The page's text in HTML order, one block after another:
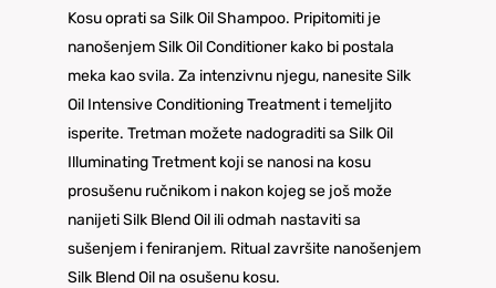
Kosu oprati sa Silk Oil Shampoo. Pripitomiti je
nanošenjem Silk Oil Conditioner kako bi postala
meka kao svila. Za intenzivnu njegu, nanesite Silk
Oil Intensive Conditioning Treatment i temeljito
isperite. Tretman možete nadograditi sa Silk Oil
Illuminating Tretment koji se nanosi na kosu
prosušenu ručnikom i nakon kojeg se još može
nanijeti Silk Blend Oil ili odmah nastaviti sa
sušenjem i feniranjem. Ritual završite nanošenjem
Silk Blend Oil na osušenu kosu.